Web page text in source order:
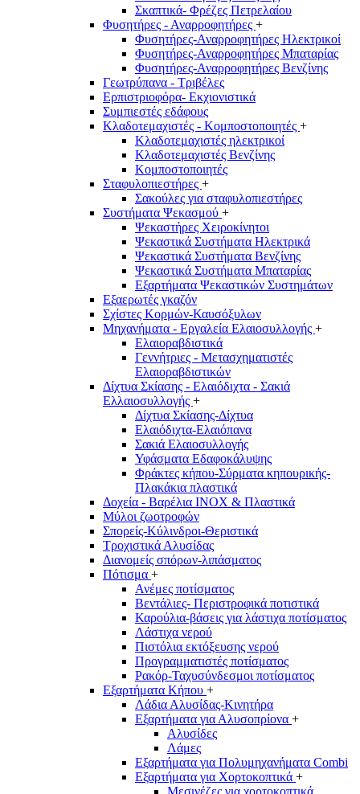
Σκαπτικά- Φρέζες Πετρελαίου
Φυσητήρες - Αναρροφητήρες +
Φυσητήρες-Αναρροφητήρες Ηλεκτρικοί
Φυσητήρες-Αναρροφητήρες Μπαταρίας
Φυσητήρες-Αναρροφητήρες Βενζίνης
Γεωτρύπανα - Τριβέλες
Ερπιστριοφόρα- Εκχιονιστικά
Συμπιεστές εδάφους
Κλαδοτεμαχιστές - Κομποστοποιητές +
Κλαδοτεμαχιστές ηλεκτρικοί
Κλαδοτεμαχιστές Βενζίνης
Κομποστοποιητές
Σταφυλοπιεστήρες +
Σακούλες για σταφυλοπιεστήρες
Συστήματα Ψεκασμού +
Ψεκαστήρες Χειροκίνητοι
Ψεκαστικά Συστήματα Ηλεκτρικά
Ψεκαστικά Συστήματα Βενζίνης
Ψεκαστικά Συστήματα Μπαταρίας
Εξαρτήματα Ψεκαστικών Συστημάτων
Εξαερωτές γκαζόν
Σχίστες Κορμών-Καυσόξυλων
Μηχανήματα - Εργαλεία Ελαιοσυλλογής +
Ελαιοραβδιστικά
Γεννήτριες - Μετασχηματιστές
Ελαιοραβδιστικών
Δίχτυα Σκίασης - Ελαιόδιχτα - Σακιά
Ελλαιοσυλλογής +
Δίχτυα Σκίασης-Δίχτυα
Ελαιόδιχτα-Ελαιόπανα
Σακιά Ελαιοσυλλογής
Υφάσματα Εδαφοκάλυψης
Φράκτες κήπου-Σύρματα κηπουρικής-
Πλακάκια πλαστικά
Δοχεία - Βαρέλια INOX & Πλαστικά
Μύλοι ζωοτροφών
Σπορείς-Κύλινδροι-Θεριστικά
Τροχιστικά Αλυσίδας
Διανομείς σπόρων-λιπάσματος
Πότισμα +
Ανέμες ποτίσματος
Βεντάλιες- Περιστροφικά ποτιστικά
Καρούλια-βάσεις για λάστιχα ποτίσματος
Λάστιχα νερού
Πιστόλια εκτόξευσης νερού
Προγραμματιστές ποτίσματος
Ρακόρ-Ταχυσύνδεσμοι ποτίσματος
Εξαρτήματα Κήπου +
Λάδια Αλυσίδας-Κινητήρα
Εξαρτήματα για Αλυσοπρίονα +
Αλυσίδες
Λάμες
Εξαρτήματα για Πολυμηχανήματα Combi
Εξαρτήματα για Χορτοκοπτικά +
Μεσινέζες για χορτοκοπτικά